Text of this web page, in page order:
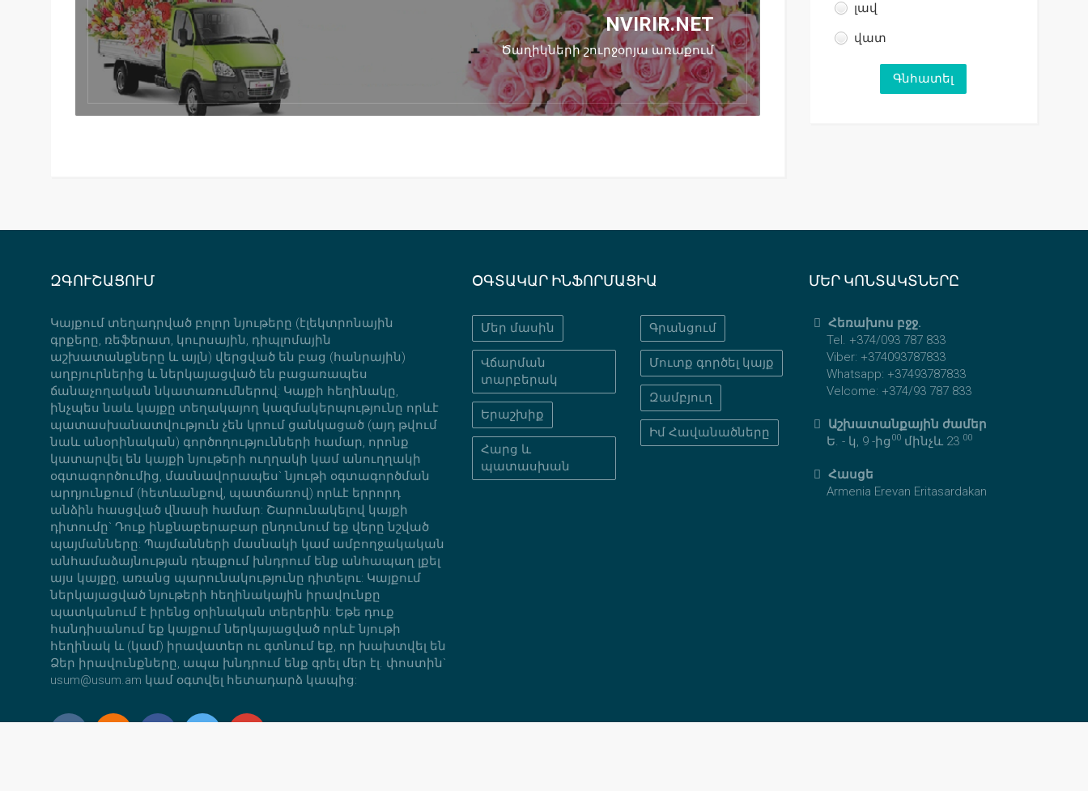
NVIRIR.NET
Ծաղիկների շուրջօրյա առաքում
լավ
վատ
ԶԳՈՒՇԱՑՈՒՄ
Կայքում տեղադրված բոլոր նյութերը (էլեկտրոնային
գրքերը, ռեֆերատ, կուրսային, դիպլոմային
աշխատանքները և այլն) վերցված են բաց (հանրային)
աղբյուրներից և ներկայացված են բացառապես
ճանաչողական նկատառումներով: Կայքի հեղինակը,
ինչպես նաև կայքը տեղակայող կազմակերպությունը որևէ
պատասխանատվություն չեն կրում ցանկացած (այդ թվում
նաև անօրինական) գործողությունների համար, որոնք
կատարվել են կայքի նյութերի ուղղակի կամ անուղղակի
օգտագործումից, մասնավորապես` նյութի օգտագործման
արդյունքում (հետևանքով, պատճառով) որևէ երրորդ
անձին հասցված վնասի համար: Շարունակելով կայքի
դիտումը` Դուք ինքնաբերաբար ընդունում եք վերը նշված
պայմանները: Պայմանների մասնակի կամ ամբողջակական
անհամաձայնության դեպքում խնդրում ենք անհապաղ լքել
այս կայքը, առանց պարունակությունը դիտելու: Կայքում
ներկայացված նյութերի հեղինակային իրավունքը
պատկանում է իրենց օրինական տերերին: Եթե դուք
հանդիսանում եք կայքում ներկայացված որևէ նյութի
հեղինակ և (կամ) իրավատեր ու գտնում եք, որ խախտվել են
Ձեր իրավունքները, ապա խնդրում ենք գրել մեր էլ. փոստին`
usum@usum.am կամ օգտվել հետադարձ կապից:
ՕԳՏԱԿԱՐ ԻՆՖՈՐՄԱՑԻԱ
Մեր մասին
Վճարման
տարբերակ
Երաշխիք
Հարց և
պատասխան
Գրանցում
Մուտք գործել կայք
Զամբյուղ
Իմ Հավանածները
ՄԵՐ ԿՈՆՏԱԿՏՆԵՐԸ
Հեռախոս բջջ.
Tel. +374/093 787 833
Viber: +374093787833
Whatsapp: +37493787833
Velcome: +374/93 787 833
Աշխատանքային ժամեր
Ե. - կ, 9 -ից 00 մինչև 23 00
Հասցե
Armenia Erevan Eritasardakan